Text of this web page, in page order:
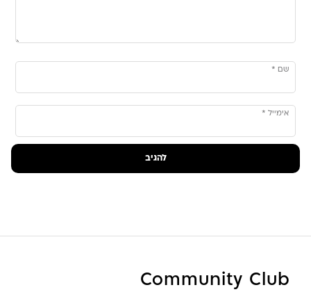
שם *
אימייל *
Community Club